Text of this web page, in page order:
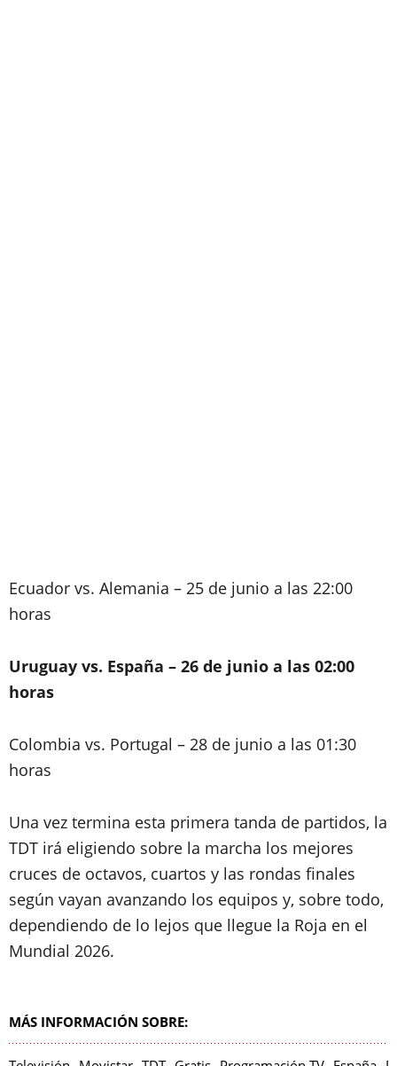
Ecuador vs. Alemania – 25 de junio a las 22:00
horas
Uruguay vs. España – 26 de junio a las 02:00
horas
Colombia vs. Portugal – 28 de junio a las 01:30
horas
Una vez termina esta primera tanda de partidos, la
TDT irá eligiendo sobre la marcha los mejores
cruces de octavos, cuartos y las rondas finales
según vayan avanzando los equipos y, sobre todo,
dependiendo de lo lejos que llegue la Roja en el
Mundial 2026.
MÁS INFORMACIÓN SOBRE: